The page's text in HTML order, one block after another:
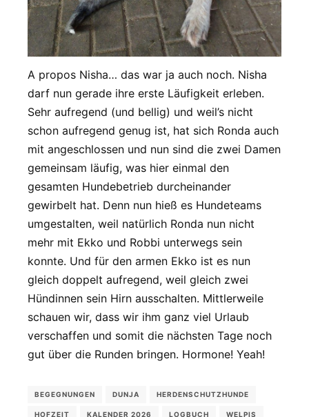
A propos Nisha… das war ja auch noch. Nisha
darf nun gerade ihre erste Läufigkeit erleben.
Sehr aufregend (und bellig) und weil’s nicht
schon aufregend genug ist, hat sich Ronda auch
mit angeschlossen und nun sind die zwei Damen
gemeinsam läufig, was hier einmal den
gesamten Hundebetrieb durcheinander
gewirbelt hat. Denn nun hieß es Hundeteams
umgestalten, weil natürlich Ronda nun nicht
mehr mit Ekko und Robbi unterwegs sein
konnte. Und für den armen Ekko ist es nun
gleich doppelt aufregend, weil gleich zwei
Hündinnen sein Hirn ausschalten. Mittlerweile
schauen wir, dass wir ihm ganz viel Urlaub
verschaffen und somit die nächsten Tage noch
gut über die Runden bringen. Hormone! Yeah!
BEGEGNUNGEN DUNJA HERDENSCHUTZHUNDE
HOFZEIT KALENDER 2026 LOGBUCH WELPIS